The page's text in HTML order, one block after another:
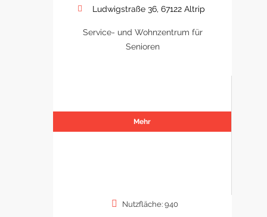
Ludwigstraße 36, 67122 Altrip
Service- und Wohnzentrum für
Senioren
Mehr
Nutzfläche: 940